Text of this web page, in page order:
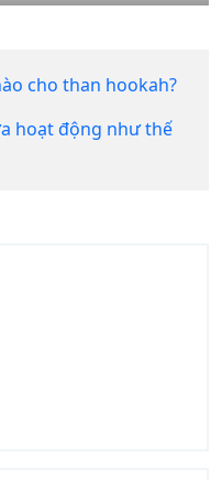
cho than hookah?
hoạt động như thế